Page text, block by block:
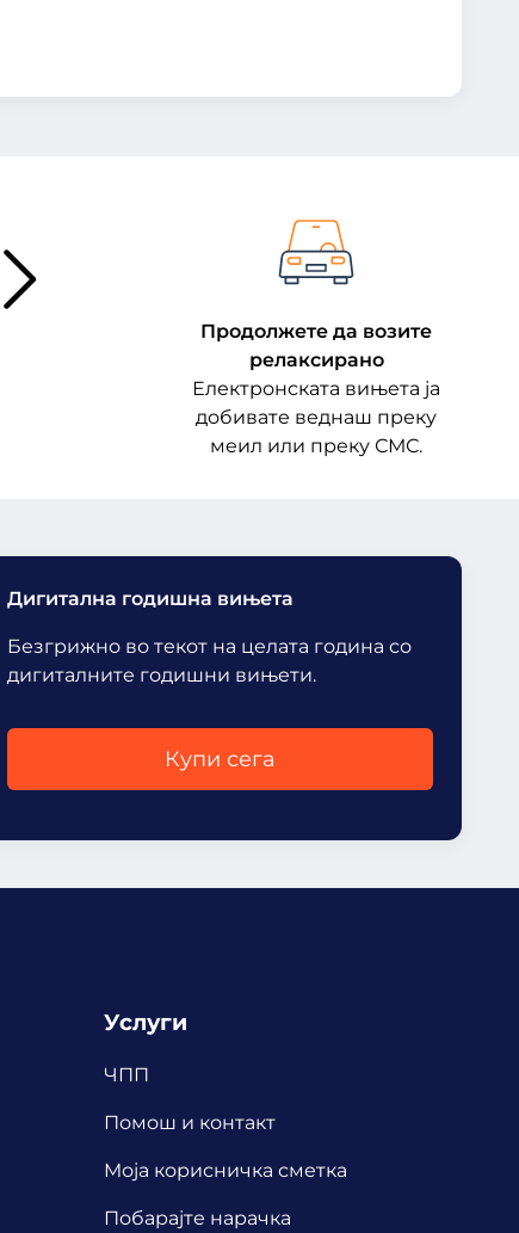
Продолжете да возите
релаксирано
Електронската вињета ја
добивате веднаш преку
меил или преку СМС.
Дигитална годишна вињета
Безгрижно во текот на целата година со
дигиталните годишни вињети.
Купи сега
Услуги
ЧПП
Помош и контакт
Mоја корисничка сметка
Побарајте нарачка